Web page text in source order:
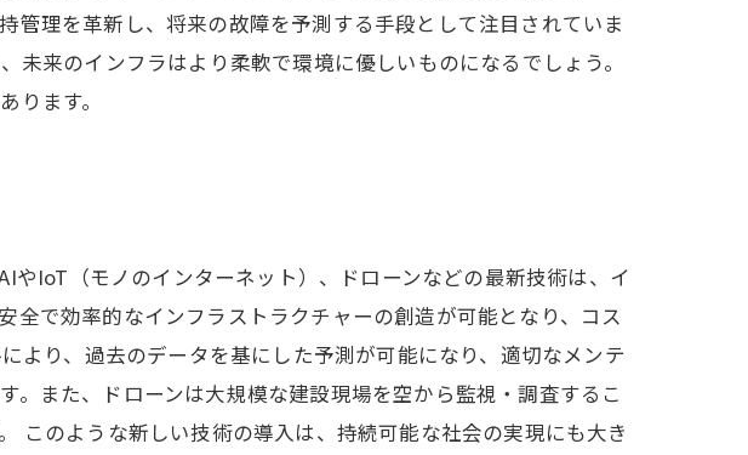
管理を革新し、将来の故障を予測する手段として注目されていま
来のインフラはより柔軟で環境に優しいものになるでしょう。
ります。
IoT（モノのインターネット）、ドローンなどの最新技術は、イ
で効率的なインフラストラクチャーの創造が可能となり、コス
より、過去のデータを基にした予測が可能になり、適切なメンテ
また、ドローンは大規模な建設現場を空から監視・調査するこ
このような新しい技術の導入は、持続可能な社会の実現にも大き